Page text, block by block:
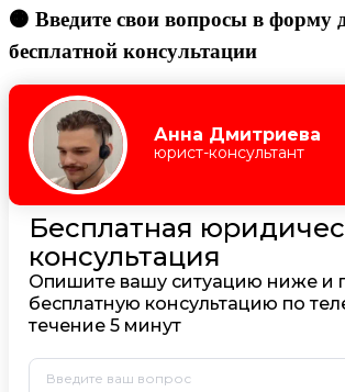
🟠 Введите свои вопросы в форму
бесплатной консультации